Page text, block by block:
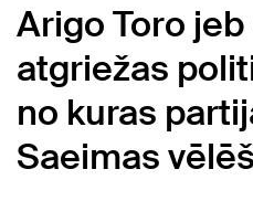
Arigo Toro
atgriežas
no kuras
Saeimas